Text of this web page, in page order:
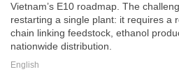
Vietnam’s E10 roadmap. The
restarting a single plant: it requires a
chain linking feedstock, ethanol
nationwide distribution.
English